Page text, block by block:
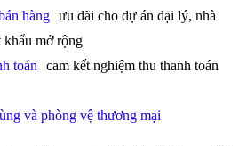
hàng
ưu đãi cho dự án đại lý, nhà
mở rộng
toán
cam kết nghiệm thu thanh toán
và phòng vệ thương mại